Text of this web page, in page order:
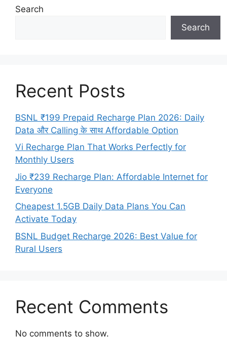
Search
Search
Recent Posts
BSNL ₹199 Prepaid Recharge Plan 2026: Daily
Data और Calling के साथ Affordable Option
Vi Recharge Plan That Works Perfectly for
Monthly Users
Jio ₹239 Recharge Plan: Affordable Internet for
Everyone
Cheapest 1.5GB Daily Data Plans You Can
Activate Today
BSNL Budget Recharge 2026: Best Value for
Rural Users
Recent Comments
No comments to show.